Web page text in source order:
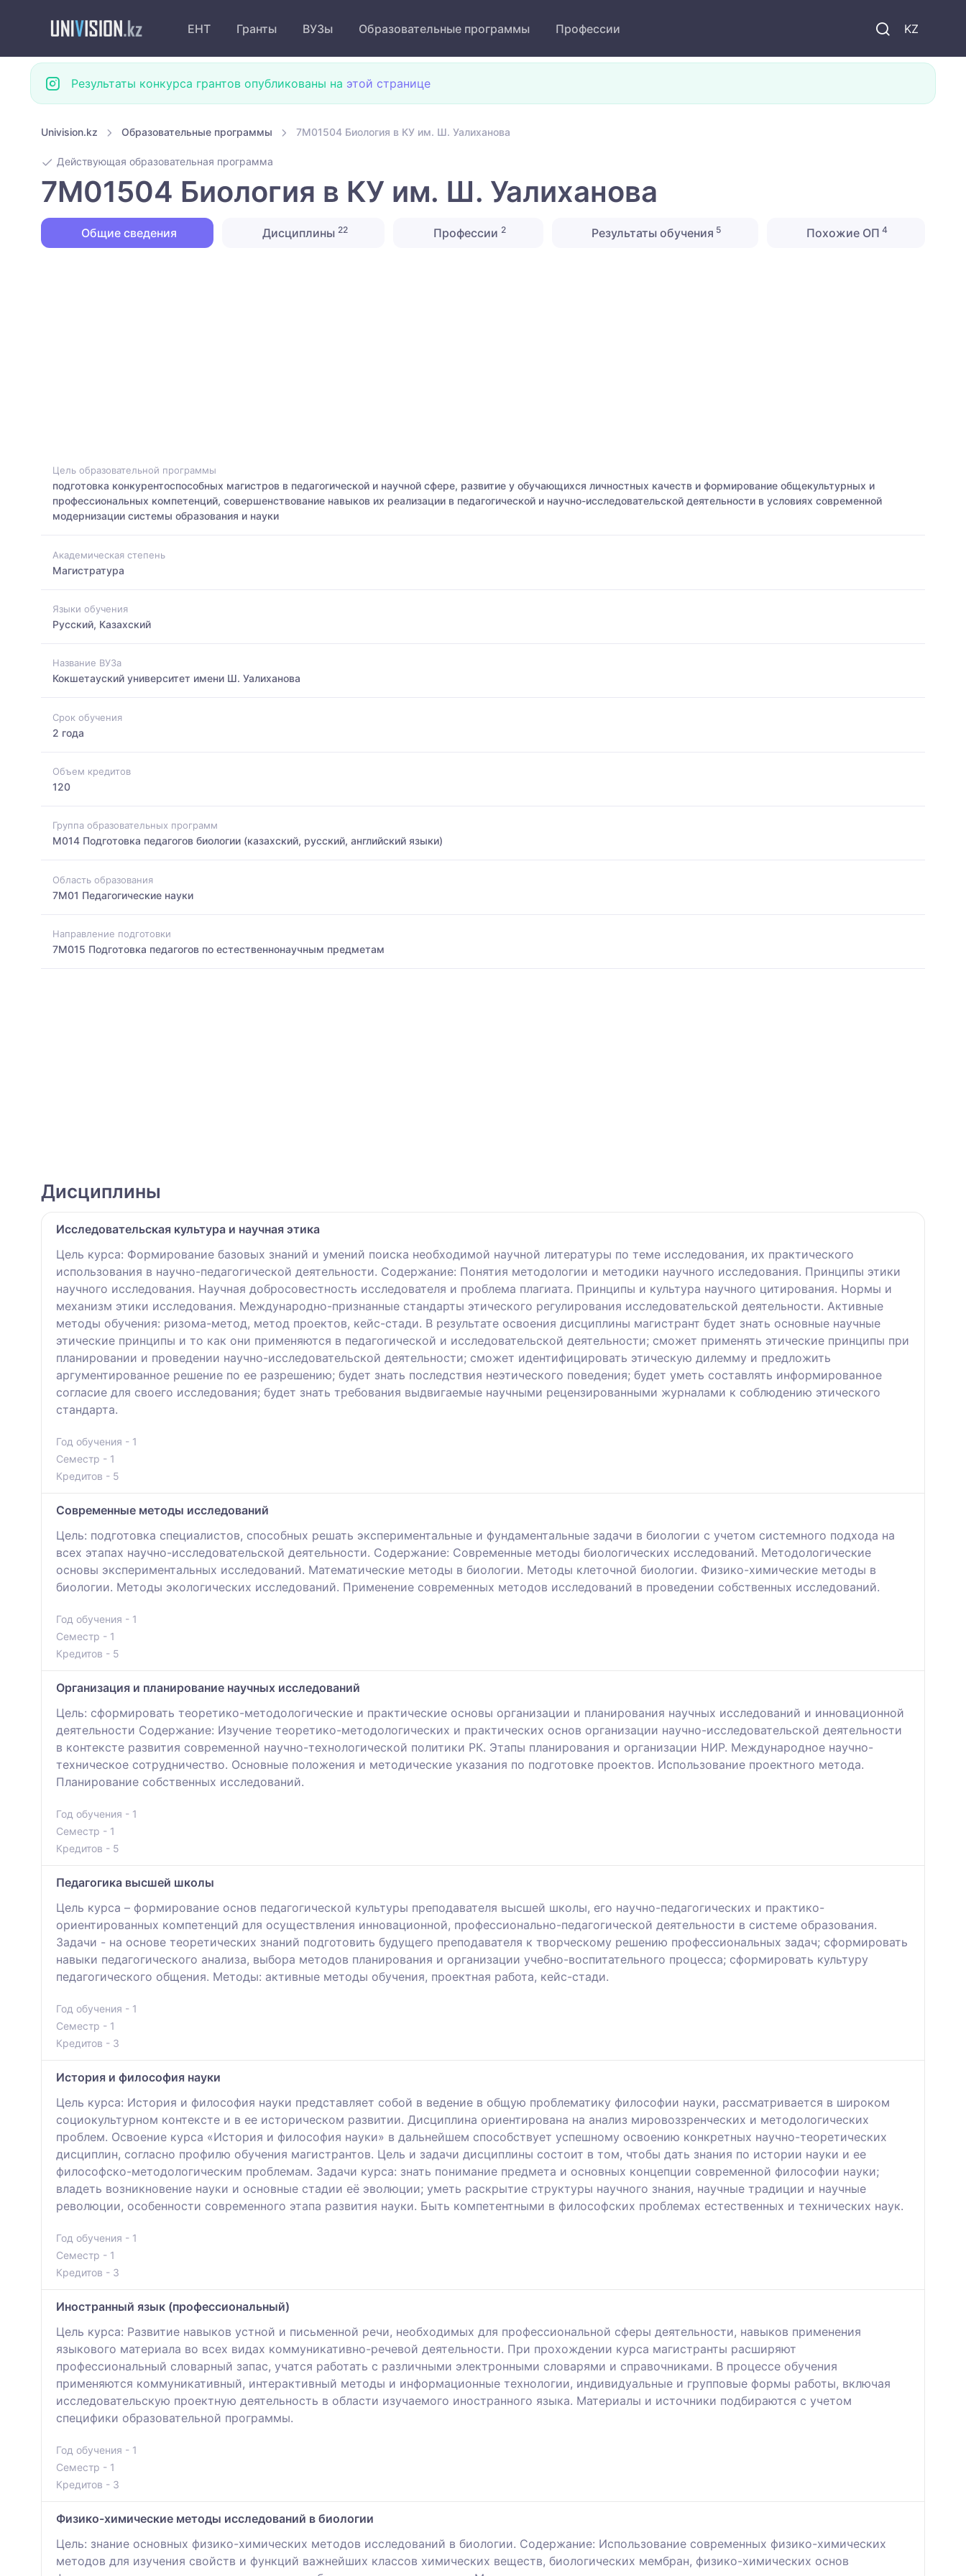
KZ
ЕНТ Гранты ВУЗы Образовательные программы Профессии
Результаты конкурса грантов опубликованы на этой странице
Univision.kz Образовательные программы 7M01504 Биология в КУ им. Ш. Уалиханова
Действующая образовательная программа
7M01504 Биология в КУ им. Ш. Уалиханова
Общие сведения Дисциплины 22 Профессии 2 Результаты обучения 5 Похожие ОП 4
Цель образовательной программы
подготовка конкурентоспособных магистров в педагогической и научной сфере, развитие у обучающихся личностных качеств и формирование общекультурных и
профессиональных компетенций, совершенствование навыков их реализации в педагогической и научно-исследовательской деятельности в условиях современной
модернизации системы образования и науки
Академическая степень
Магистратура
Языки обучения
Русский, Казахский
Название ВУЗа
Кокшетауский университет имени Ш. Уалиханова
Срок обучения
2 года
Объем кредитов
120
Группа образовательных программ
M014 Подготовка педагогов биологии (казахский, русский, английский языки)
Область образования
7M01 Педагогические науки
Направление подготовки
7M015 Подготовка педагогов по естественнонаучным предметам
Дисциплины
Исследовательская культура и научная этика
Цель курса: Формирование базовых знаний и умений поиска необходимой научной литературы по теме исследования, их практического
использования в научно-педагогической деятельности. Содержание: Понятия методологии и методики научного исследования. Принципы этики
научного исследования. Научная добросовестность исследователя и проблема плагиата. Принципы и культура научного цитирования. Нормы и
механизм этики исследования. Международно-признанные стандарты этического регулирования исследовательской деятельности. Активные
методы обучения: ризома-метод, метод проектов, кейс-стади. В результате освоения дисциплины магистрант будет знать основные научные
этические принципы и то как они применяются в педагогической и исследовательской деятельности; сможет применять этические принципы при
планировании и проведении научно-исследовательской деятельности; сможет идентифицировать этическую дилемму и предложить
аргументированное решение по ее разрешению; будет знать последствия неэтического поведения; будет уметь составлять информированное
согласие для своего исследования; будет знать требования выдвигаемые научными рецензированными журналами к соблюдению этического
стандарта.
Год обучения - 1
Семестр - 1
Кредитов - 5
Cовременные методы исследований
Цель: подготовка специалистов, способных решать экспериментальные и фундаментальные задачи в биологии с учетом системного подхода на
всех этапах научно-исследовательской деятельности. Содержание: Современные методы биологических исследований. Методологические
основы экспериментальных исследований. Математические методы в биологии. Методы клеточной биологии. Физико-химические методы в
биологии. Методы экологических исследований. Применение современных методов исследований в проведении собственных исследований.
Год обучения - 1
Семестр - 1
Кредитов - 5
Организация и планирование научных исследований
Цель: сформировать теоретико-методологические и практические основы организации и планирования научных исследований и инновационной
деятельности Содержание: Изучение теоретико-методологических и практических основ организации научно-исследовательской деятельности
в контексте развития современной научно-технологической политики РК. Этапы планирования и организации НИР. Международное научно-
техническое сотрудничество. Основные положения и методические указания по подготовке проектов. Использование проектного метода.
Планирование собственных исследований.
Год обучения - 1
Семестр - 1
Кредитов - 5
Педагогика высшей школы
Цель курса – формирование основ педагогической культуры преподавателя высшей школы, его научно-педагогических и практико-
ориентированных компетенций для осуществления инновационной, профессионально-педагогической деятельности в системе образования.
Задачи - на основе теоретических знаний подготовить будущего преподавателя к творческому решению профессиональных задач; сформировать
навыки педагогического анализа, выбора методов планирования и организации учебно-воспитательного процесса; сформировать культуру
педагогического общения. Методы: активные методы обучения, проектная работа, кейс-стади.
Год обучения - 1
Семестр - 1
Кредитов - 3
История и философия науки
Цель курса: История и философия науки представляет собой в ведение в общую проблематику философии науки, рассматривается в широком
социокультурном контексте и в ее историческом развитии. Дисциплина ориентирована на анализ мировоззренческих и методологических
проблем. Освоение курса «История и философия науки» в дальнейшем способствует успешному освоению конкретных научно-теоретических
дисциплин, согласно профилю обучения магистрантов. Цель и задачи дисциплины состоит в том, чтобы дать знания по истории науки и ее
философско-методологическим проблемам. Задачи курса: знать понимание предмета и основных концепции современной философии науки;
владеть возникновение науки и основные стадии её эволюции; уметь раскрытие структуры научного знания, научные традиции и научные
революции, особенности современного этапа развития науки. Быть компетентными в философских проблемах естественных и технических наук.
Год обучения - 1
Семестр - 1
Кредитов - 3
Иностранный язык (профессиональный)
Цель курса: Развитие навыков устной и письменной речи, необходимых для профессиональной сферы деятельности, навыков применения
языкового материала во всех видах коммуникативно-речевой деятельности. При прохождении курса магистранты расширяют
профессиональный словарный запас, учатся работать с различными электронными словарями и справочниками. В процессе обучения
применяются коммуникативный, интерактивный методы и информационные технологии, индивидуальные и групповые формы работы, включая
исследовательскую проектную деятельность в области изучаемого иностранного языка. Материалы и источники подбираются с учетом
специфики образовательной программы.
Год обучения - 1
Семестр - 1
Кредитов - 3
Физико-химические методы исследований в биологии
Цель: знание основных физико-химических методов исследований в биологии. Содержание: Использование современных физико-химических
методов для изучения свойств и функций важнейших классов химических веществ, биологических мембран, физико-химических основ